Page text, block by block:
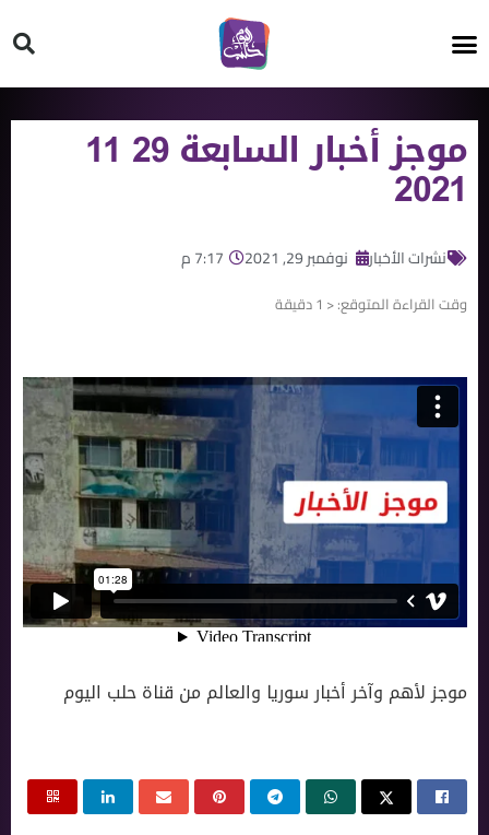
موجز أخبار السابعة 29 11
2021
نشرات الأخبار نوفمبر 29, 2021 7:17 م
وقت القراءة المتوقع:< 1 دقيقة
موجز لأهم وآخر أخبار سوريا والعالم من قناة حلب اليوم